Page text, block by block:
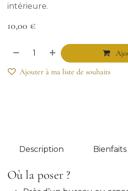
intérieure.
10,00 €
Ajouter à ma liste de souhaits
Description Bienfaits
Où la poser ?